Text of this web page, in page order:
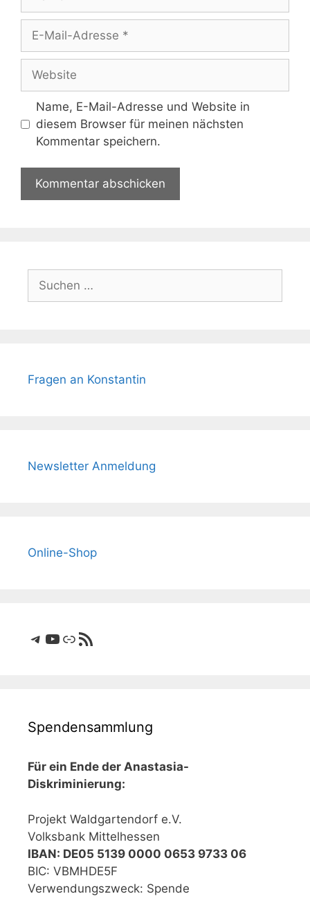
Mail-
Adresse
Name, E-Mail-Adresse und Website in
diesem Browser für meinen nächsten
Kommentar speichern.
Suchen
nach:
Fragen an Konstantin
Newsletter Anmeldung
Online-Shop
Telegram
YouTube
LinkRSS-Feed
Spendensammlung
Für ein Ende der Anastasia-
Diskriminierung:
Projekt Waldgartendorf e.V.
Volksbank Mittelhessen
IBAN: DE05 5139 0000 0653 9733 06
BIC: VBMHDE5F
Verwendungszweck: Spende